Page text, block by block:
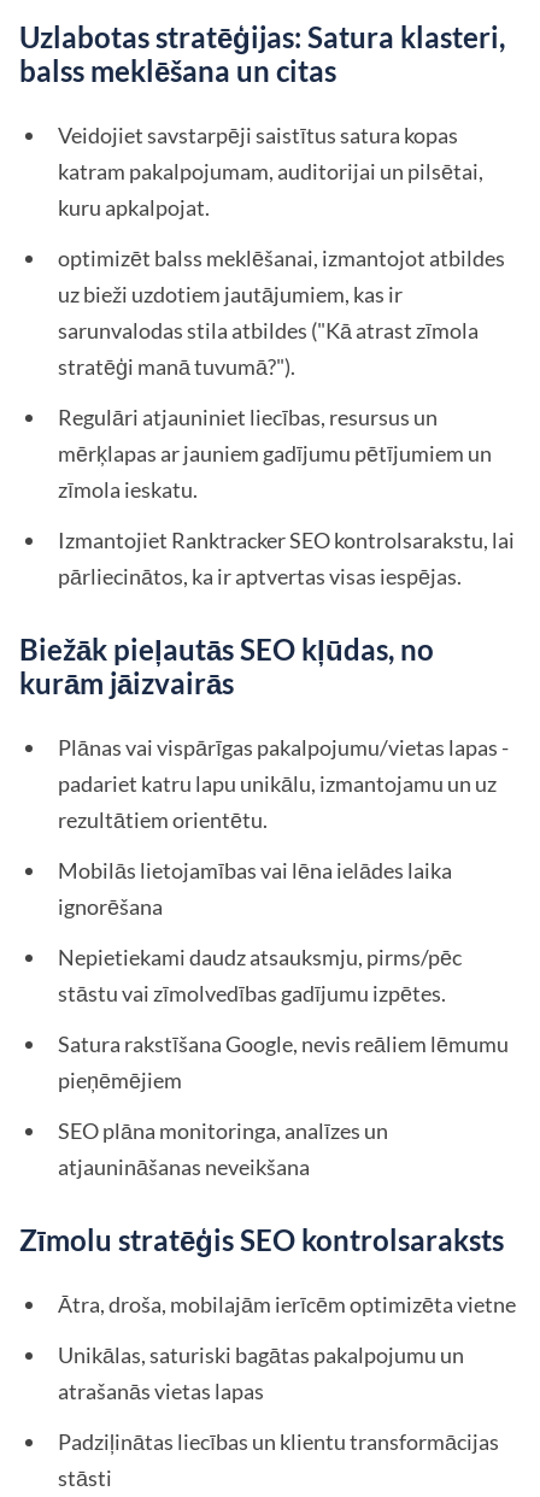
Uzlabotas stratēģijas: Satura klasteri,
balss meklēšana un citas
Veidojiet savstarpēji saistītus satura kopas
katram pakalpojumam, auditorijai un pilsētai,
kuru apkalpojat.
optimizēt balss meklēšanai, izmantojot atbildes
uz bieži uzdotiem jautājumiem, kas ir
sarunvalodas stila atbildes ("Kā atrast zīmola
stratēģi manā tuvumā?").
Regulāri atjauniniet liecības, resursus un
mērķlapas ar jauniem gadījumu pētījumiem un
zīmola ieskatu.
Izmantojiet Ranktracker SEO kontrolsarakstu, lai
pārliecinātos, ka ir aptvertas visas iespējas.
Biežāk pieļautās SEO kļūdas, no
kurām jāizvairās
Plānas vai vispārīgas pakalpojumu/vietas lapas -
padariet katru lapu unikālu, izmantojamu un uz
rezultātiem orientētu.
Mobilās lietojamības vai lēna ielādes laika
ignorēšana
Nepietiekami daudz atsauksmju, pirms/pēc
stāstu vai zīmolvedības gadījumu izpētes.
Satura rakstīšana Google, nevis reāliem lēmumu
pieņēmējiem
SEO plāna monitoringa, analīzes un
atjaunināšanas neveikšana
Zīmolu stratēģis SEO kontrolsaraksts
Ātra, droša, mobilajām ierīcēm optimizēta vietne
Unikālas, saturiski bagātas pakalpojumu un
atrašanās vietas lapas
Padziļinātas liecības un klientu transformācijas
stāsti